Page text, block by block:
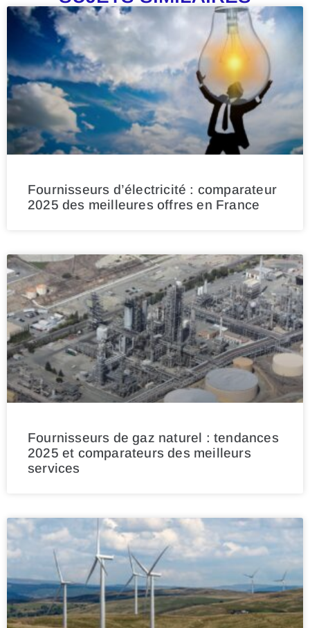
Fournisseurs d’électricité : comparateur
2025 des meilleures offres en France
Fournisseurs de gaz naturel : tendances
2025 et comparateurs des meilleurs
services